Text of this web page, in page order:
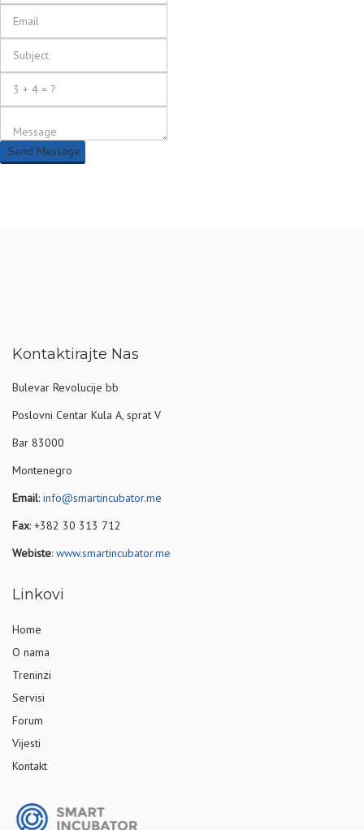
Send Message
Kontaktirajte Nas
Bulevar Revolucije bb
Poslovni Centar Kula A, sprat V
Bar 83000
Montenegro
Email: info@smartincubator.me
Fax: +382 30 313 712
Webiste: www.smartincubator.me
Linkovi
Home
O nama
Treninzi
Servisi
Forum
Vijesti
Kontakt